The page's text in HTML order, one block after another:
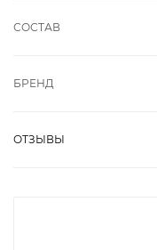
СОСТАВ
БРЕНД
ОТЗЫВЫ